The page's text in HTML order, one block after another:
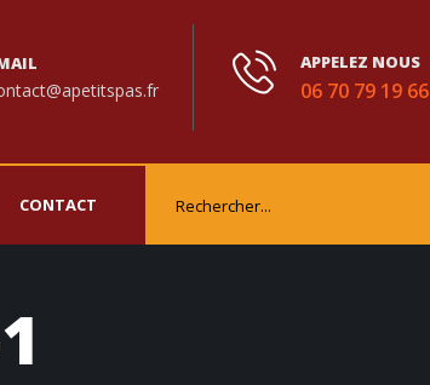
APPELEZ NOUS
06 70 79 19 66
CONTACT